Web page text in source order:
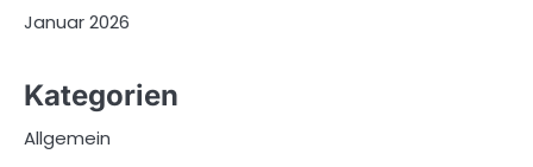
Januar 2026
Kategorien
Allgemein